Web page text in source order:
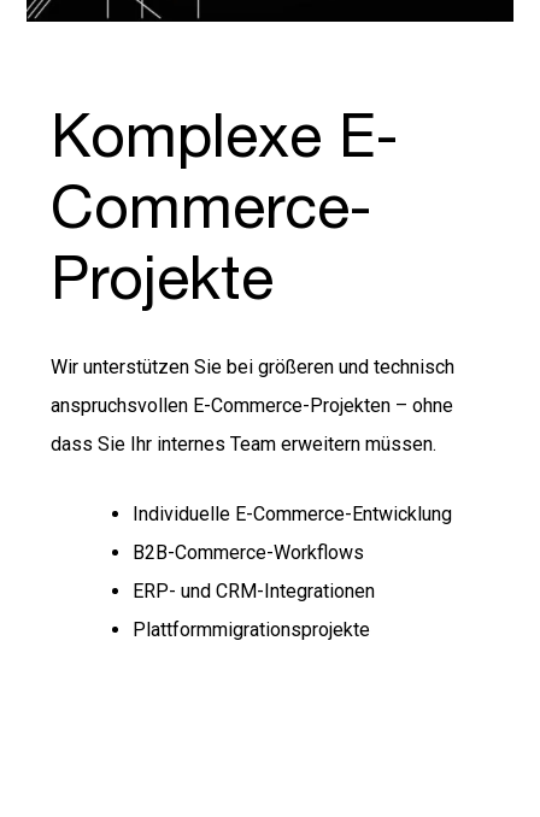
Komplexe E-
Commerce-
Projekte
Wir unterstützen Sie bei größeren und technisch
anspruchsvollen E-Commerce-Projekten – ohne
dass Sie Ihr internes Team erweitern müssen.
Individuelle E-Commerce-Entwicklung
B2B-Commerce-Workflows
ERP- und CRM-Integrationen
Plattformmigrationsprojekte